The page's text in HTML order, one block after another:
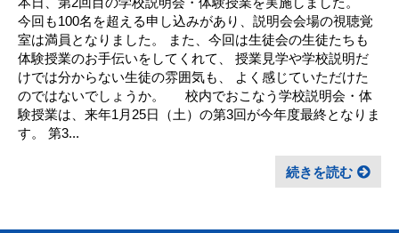
今回も100名を超える申し込みがあり、説明会会場の視聴覚
室は満員となりました。 また、今回は生徒会の生徒たちも
体験授業のお手伝いをしてくれて、 授業見学や学校説明だ
けでは分からない生徒の雰囲気も、 よく感じていただけた
のではないでしょうか。 校内でおこなう学校説明会・体
験授業は、来年1月25日（土）の第3回が今年度最終となりま
す。 第3...
続きを読む